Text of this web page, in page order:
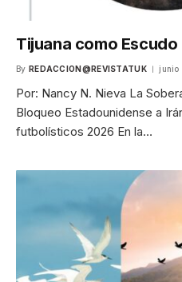
Tijuana como
By REDACCION@REVISTATUK junio
Por: Nancy N. Nieva La
Bloqueo Estadounidense a
futbolísticos 2026 En la…